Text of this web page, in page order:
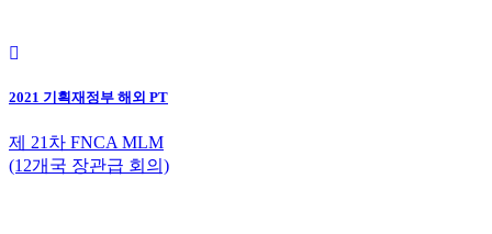
2021 기획재정부 해외 PT
제 21차 FNCA MLM
(12개국 장관급 회의)